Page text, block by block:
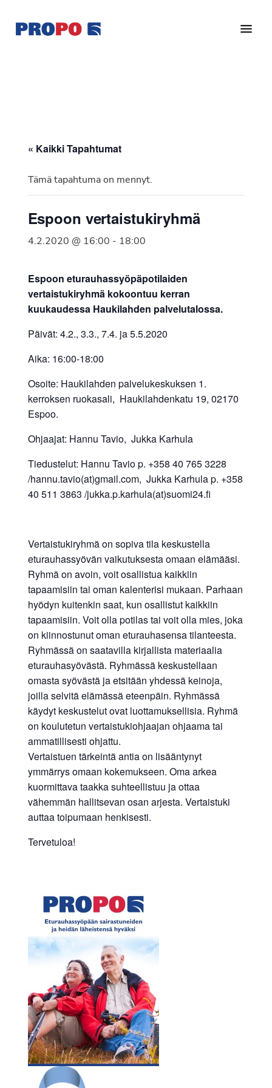
pääsisältöön
alatunnisteeseen
Ry
vuonna
Suomen
« Kaikki Tapahtumat
Tämä tapahtuma on mennyt.
Espoon vertaistukiryhmä
4.2.2020 @ 16:00 - 18:00
Espoon eturauhassyöpäpotilaiden
vertaistukiryhmä kokoontuu kerran
kuukaudessa Haukilahden palvelutalossa.
Päivät: 4.2., 3.3., 7.4. ja 5.5.2020
Aika: 16:00-18:00
Osoite: Haukilahden palvelukeskuksen 1.
kerroksen ruokasali, Haukilahdenkatu 19, 02170
Espoo.
Ohjaajat: Hannu Tavio, Jukka Karhula
Tiedustelut: Hannu Tavio p. +358 40 765 3228
/hannu.tavio(at)gmail.com, Jukka Karhula p. +358
40 511 3863 /jukka.p.karhula(at)suomi24.fi
Vertaistukiryhmä on sopiva tila keskustella
eturauhassyövän vaikutuksesta omaan elämääsi.
Ryhmä on avoin, voit osallistua kaikkiin
tapaamisiin tai oman kalenterisi mukaan. Parhaan
hyödyn kuitenkin saat, kun osallistut kaikkiin
tapaamisiin. Voit olla potilas tai voit olla mies, joka
on kiinnostunut oman eturauhasensa tilanteesta.
Ryhmässä on saatavilla kirjallista materiaalia
eturauhasyövästä. Ryhmässä keskustellaan
omasta syövästä ja etsitään yhdessä keinoja,
joilla selvitä elämässä eteenpäin. Ryhmässä
käydyt keskustelut ovat luottamuksellisia. Ryhmä
on koulutetun vertaistukiohjaajan ohjaama tai
ammatillisesti ohjattu.
Vertaistuen tärkeintä antia on lisääntynyt
ymmärrys omaan kokemukseen. Oma arkea
kuormittava taakka suhteellistuu ja ottaa
vähemmän hallitsevan osan arjesta. Vertaistuki
auttaa toipumaan henkisesti.
Tervetuloa!